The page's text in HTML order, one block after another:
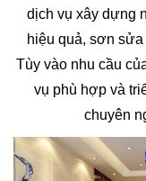
dịch vụ xây dựng
hiệu quả, sơn
Tùy vào nhu cầu
vụ phù hợp và
chuyên